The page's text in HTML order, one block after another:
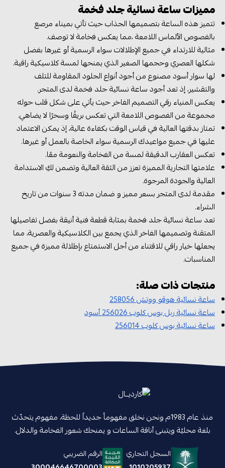
مميزات ساعة نسائية جلد فخمة
تتميز هذه الساعة بتصميمها الجذاب حيث تأتي بميناء مرصع
بالفصوص الألماس اللامعة ،مما يعكس فخامة لا توصف.
مثالية للارتداء في جميع الإطلالات سواء الرسمية أو غيرها بفضل
شكلها العصري وحجمها الصغير الذي يمنحها لمسة كلاسيكية راقية.
لها سوار أسود مصنوع من أجود أنواع الجلود المقاومة للتلف
والتقشير، إذ تعد أجود ساعة نسائية جلد فخمة لدى المتجر.
يعكس المنياء رقي التصميم الفاخر حيث يأتي على شكل قلب حوله
مجموعة من الفصوص اللامعة التي تعكس بريقًا وسحرًا لا يضاهي.
تمتاز بدقتها العالية في قياس الوقت بكفاءة عالية، إذ يمكن الاعتماد
عليها في جميع مواعيدك الرسمية سواء الخاصة بالعمل أو غيرها.
تعكس العقارب الدقيقة لمسة من الفخامة والنعومة معًا.
علامتها التجارية المميزة تعزز من الثقة العالية وتضمن لكِ الاستدامة
العالية والجودة المرجوة.
مقدمة لدى المتجر بسعر مميز و ضمان مدته 3 سنوات من تاريخ
الشراء.
تعد ساعة نسائية جلد فخمة بمثابة قطعة فنية أنيقة بفضل تفاصيلها
المتقنة وتصميمها الفاخر الذي يجمع بين الكلاسيكية والعصرية، مما
يجعلها خيار راقي للاقتناء من أجل الاستمتاع بإطلالة مميزة في جميع
المناسبات.
منتجات ذات صلة:
ساعة نسائية هوقو ووتش 258056
ساعة نسائية ربل بوس كلوب 256026 أسود
ساعة نسائية بوس كلوب 256014
منذ عام 1983م ونحن نخلق مفهوماً جديداً للحظة، مفهوم يتحدّث
بلغة محليّة ويتبنى أناقة الساعات و يمنحك شعور الفخامة والدلال.
السجل التجاري
الرقم الضريبي